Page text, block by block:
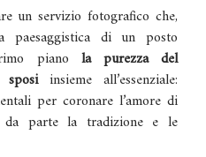
un servizio fotografico che,
paesaggistica di un posto
piano la purezza del
insieme all’essenziale:
per coronare l’amore di
da parte la tradizione e le